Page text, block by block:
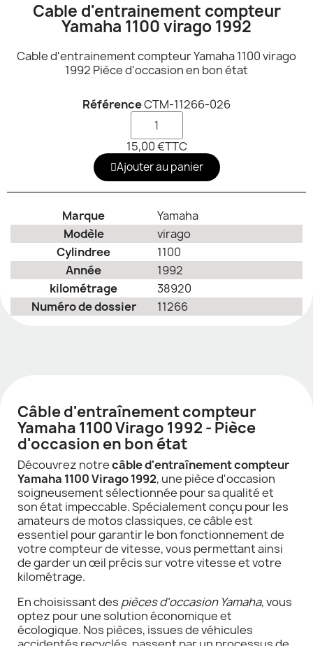
Cable d'entrainement compteur
Yamaha 1100 virago 1992
Cable d'entrainement compteur Yamaha 1100 virago
1992 Pièce d'occasion en bon état
RéférenceCTM-11266-026
15,00 €TTC
Ajouter au panier
Marque
Yamaha
Modèle
virago
Cylindree
1100
Année
1992
kilométrage
38920
Numéro de dossier
11266
Câble d'entraînement compteur
Yamaha 1100 Virago 1992 - Pièce
d'occasion en bon état
Découvrez notrecâble d'entraînement compteur
Yamaha 1100 Virago 1992, une pièce d'occasion
soigneusement sélectionnée pour sa qualité et
son état impeccable. Spécialement conçu pour les
amateurs de motos classiques, ce câble est
essentiel pour garantir le bon fonctionnement de
votre compteur de vitesse, vous permettant ainsi
de garder un œil précis sur votre vitesse et votre
kilométrage.
En choisissant des pièces d'occasion Yamaha, vous
optez pour une solution économique et
écologique. Nos pièces, issues de véhicules